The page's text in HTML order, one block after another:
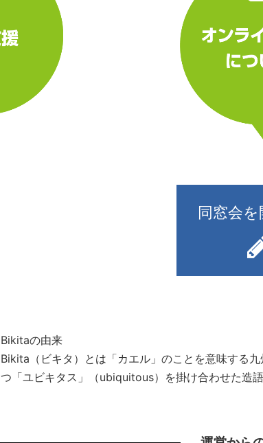
同窓会
Bikitaの由来
Bikita（ビキタ）とは「カエル」のことを意味する
つ「ユビキタス」（ubiquitous）を掛け合わせた造語